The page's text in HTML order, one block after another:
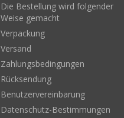
Die Bestellung wird folgender
Weise gemacht
Verpackung
Versand
Zahlungsbedingungen
Rücksendung
Benutzervereinbarung
Datenschutz-Bestimmungen